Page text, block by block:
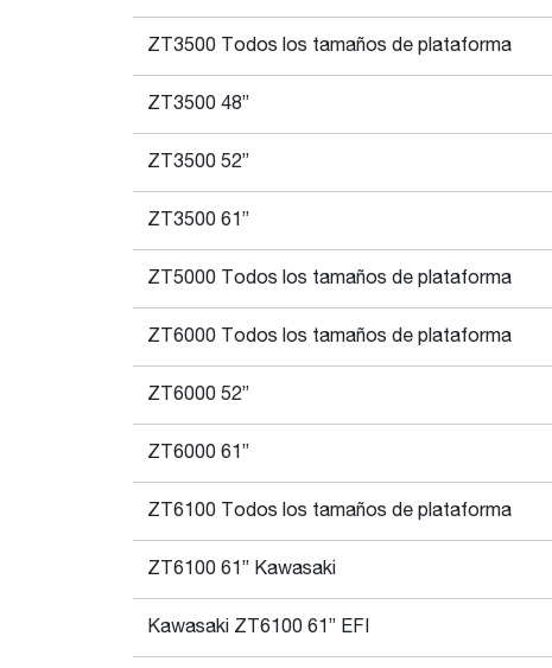
ZT3500 Todos los tamaños de plataforma
ZT3500 48”
ZT3500 52”
ZT3500 61”
ZT5000 Todos los tamaños de plataforma
ZT6000 Todos los tamaños de plataforma
ZT6000 52”
ZT6000 61”
ZT6100 Todos los tamaños de plataforma
ZT6100 61” Kawasaki
Kawasaki ZT6100 61” EFI